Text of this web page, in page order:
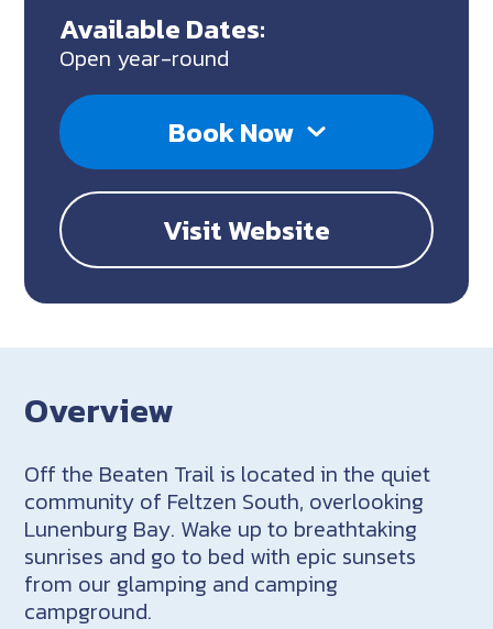
Available Dates:
Open year-round
Book Now
Visit Website
Overview
Off the Beaten Trail is located in the quiet
community of Feltzen South, overlooking
Lunenburg Bay. Wake up to breathtaking
sunrises and go to bed with epic sunsets
from our glamping and camping
campground.